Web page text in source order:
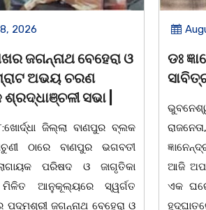
2026
ଙ୍କ ଶାଶୁ ଶ୍ରୀମତୀ
ବିୟୋଗ
୦୭/୦୮/୨୦୨୬: ବରିଷ୍ଠ
ପୁରୁଷ ଡଃ ଆର୍ଯ୍ୟ କୁମାର
ଶାଶୁ ଶ୍ରୀମତୀ ସାବିତ୍ରୀ ରାଉତ
୩ ଘ. ସମୟରେ ଭୁବନେଶ୍ୱରର
୮୭ ବର୍ଷ ବୟସରେ
ଗମନ କରିଛନ୍ତି ।
07/